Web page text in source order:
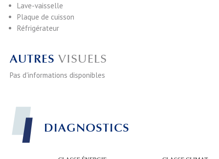
Lave-vaisselle
Plaque de cuisson
Réfrigérateur
AUTRES VISUELS
Pas d'informations disponibles
DIAGNOSTICS